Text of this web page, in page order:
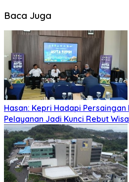
Baca Juga
Hasan: Kepri Hadapi
Pelayanan Jadi Kunci Rebut